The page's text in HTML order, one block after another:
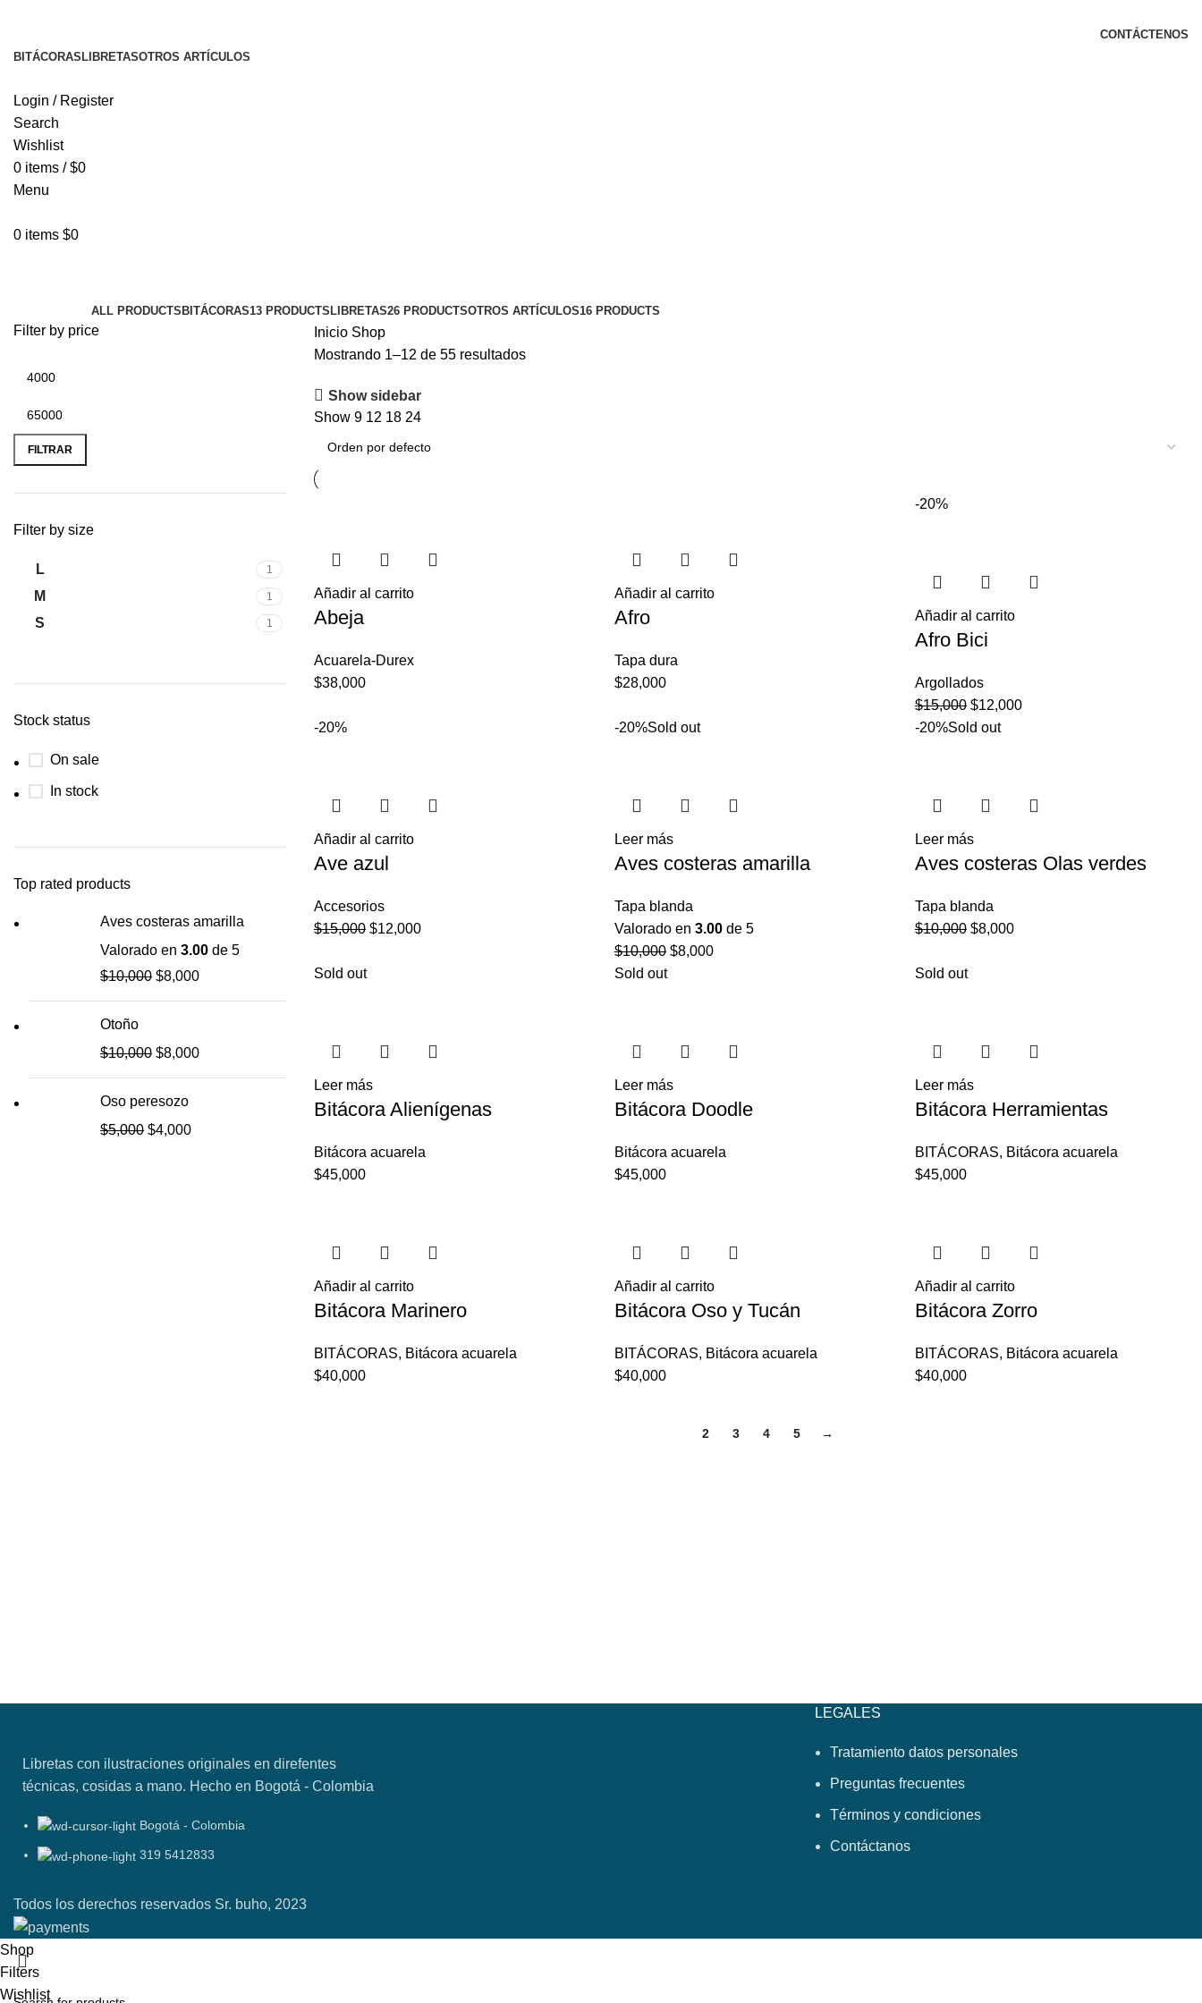
CONTÁCTENOS
BITÁCORAS LIBRETASOTROS ARTÍCULOS
Login / Register
Search
Wishlist
0 items / $0
Menu
0 items $0
ALL PRODUCTS BITÁCORAS13 PRODUCTS LIBRETAS26 PRODUCTSOTROS ARTÍCULOS16 PRODUCTS
Filter by price
FILTRAR
Filter by size
L 1
M 1
S 1
Stock status
On sale
In stock
Top rated products
Aves costeras amarilla
Valorado en 3.00 de 5
$10,000 $8,000
Otoño
$10,000 $8,000
Oso peresozo
$5,000 $4,000
Inicio Shop
Mostrando 1–12 de 55 resultados
Show sidebar
Show 9 12 18 24
Añadir al carrito
Abeja
Acuarela-Durex
$38,000
Añadir al carrito
Afro
Tapa dura
$28,000
-20%
Añadir al carrito
Afro Bici
Argollados
$15,000 $12,000
-20%
Añadir al carrito
Ave azul
Accesorios
$15,000 $12,000
-20%Sold out
Leer más
Aves costeras amarilla
Tapa blanda
Valorado en 3.00 de 5
$10,000 $8,000
-20%Sold out
Leer más
Aves costeras Olas verdes
Tapa blanda
$10,000 $8,000
Sold out
Leer más
Bitácora Alienígenas
Bitácora acuarela
$45,000
Sold out
Leer más
Bitácora Doodle
Bitácora acuarela
$45,000
Sold out
Leer más
Bitácora Herramientas
BITÁCORAS, Bitácora acuarela
$45,000
Añadir al carrito
Bitácora Marinero
BITÁCORAS, Bitácora acuarela
$40,000
Añadir al carrito
Bitácora Oso y Tucán
BITÁCORAS, Bitácora acuarela
$40,000
Añadir al carrito
Bitácora Zorro
BITÁCORAS, Bitácora acuarela
$40,000
2 3 4 5 →
Libretas con ilustraciones originales en direfentes
técnicas, cosidas a mano. Hecho en Bogotá - Colombia
Bogotá - Colombia
319 5412833
LEGALES
Tratamiento datos personales
Preguntas frecuentes
Términos y condiciones
Contáctanos
Todos los derechos reservados Sr. buho, 2023
Shop
Filters
Wishlist